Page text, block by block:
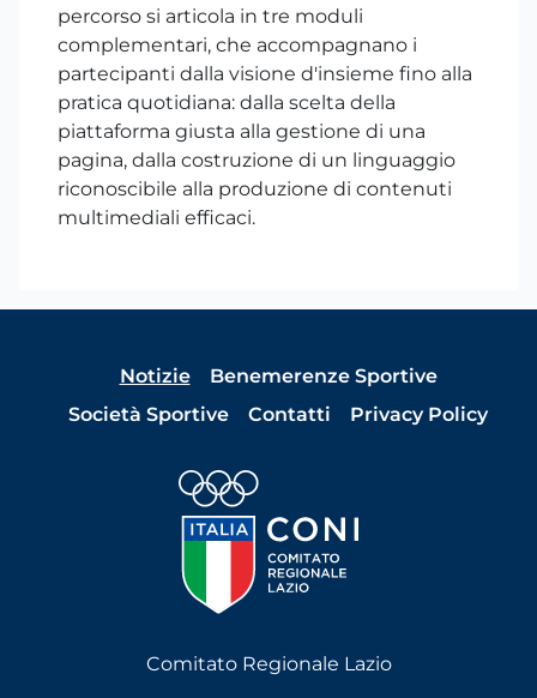
percorso si articola in tre moduli
complementari, che accompagnano i
partecipanti dalla visione d'insieme fino alla
pratica quotidiana: dalla scelta della
piattaforma giusta alla gestione di una
pagina, dalla costruzione di un linguaggio
riconoscibile alla produzione di contenuti
multimediali efficaci.
Notizie
Benemerenze Sportive
Società Sportive
Contatti Privacy Policy
Comitato Regionale Lazio